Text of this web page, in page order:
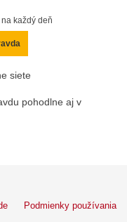
každý deň
siete
pohodlne aj v
Podmienky používania